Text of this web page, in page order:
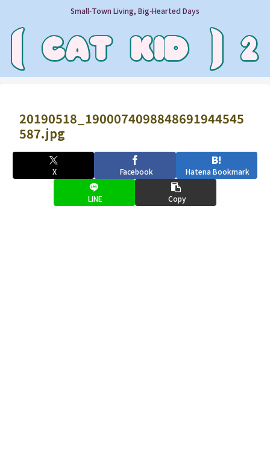
Small‑Town Living, Big‑Hearted Days
20190518_1900074098848691944545
587.jpg
X Facebook Hatena Bookmark
LINE Copy